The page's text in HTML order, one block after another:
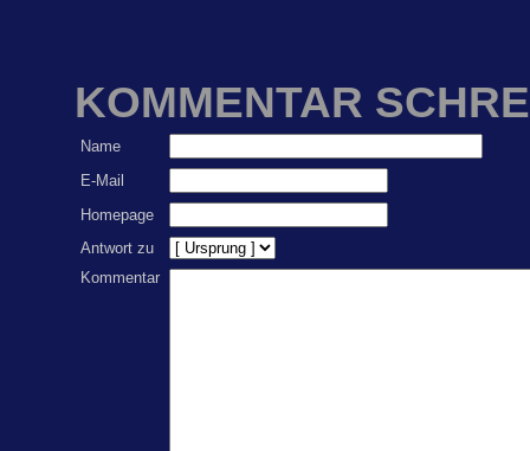
KOMMENTAR
Name
E-Mail
Homepage
Antwort zu
Kommentar